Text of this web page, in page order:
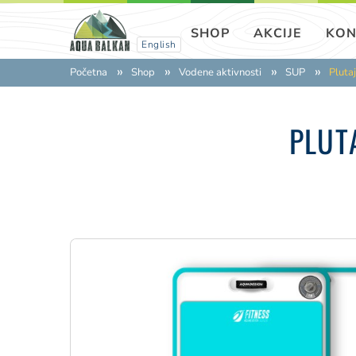
English
SHOP AKCIJE
Početna Shop Vodene aktivnosti SUP